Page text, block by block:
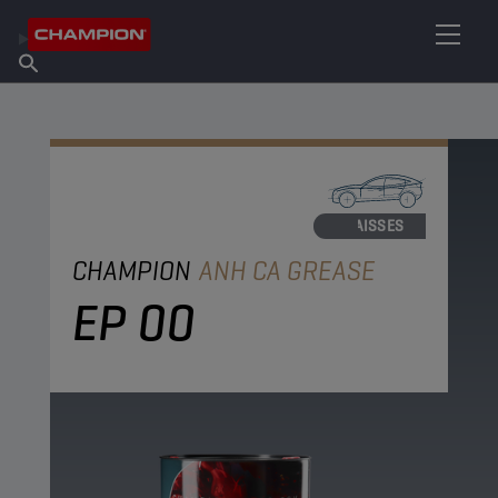
À propos de Champion
Trouver un point de vente
GRAISSES
CHAMPION ANH CA GREASE
EP 00